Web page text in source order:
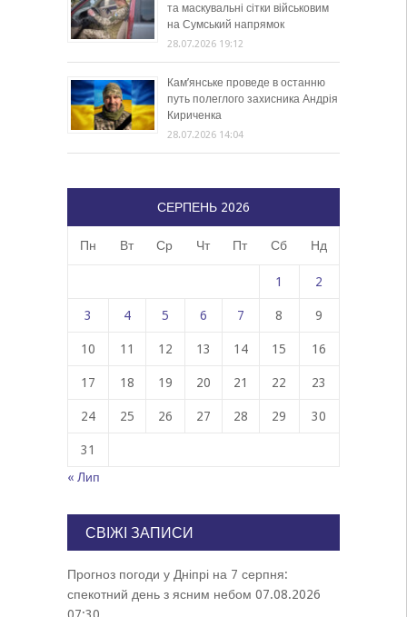
та маскувальні сітки військовим
на Сумський напрямок
28.07.2026 19:12
Кам’янське проведе в останню
путь полеглого захисника Андрія
Кириченка
28.07.2026 14:04
СЕРПЕНЬ 2026
Пн Вт Ср Чт Пт Сб Нд
1 2
3 4 5 6 7 8 9
10 11 12 13 14 15 16
17 18 19 20 21 22 23
24 25 26 27 28 29 30
31
« Лип
СВІЖІ ЗАПИСИ
Прогноз погоди у Дніпрі на 7 серпня:
спекотний день з ясним небом 07.08.2026